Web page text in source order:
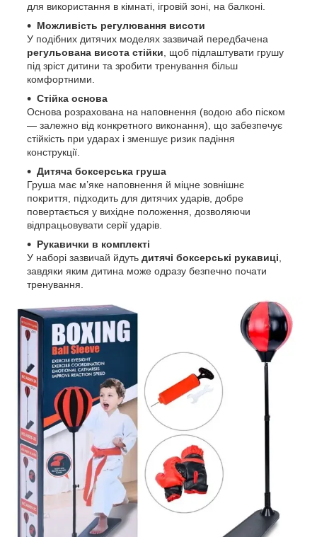
для використання в кімнаті, ігровій зоні, на балконі.
Можливість регулювання висоти
У подібних дитячих моделях зазвичай передбачена
регульована висота стійки , щоб підлаштувати грушу
під зріст дитини та зробити тренування більш
комфортними.
Стійка основа
Основа розрахована на наповнення (водою або піском
— залежно від конкретного виконання), що забезпечує
стійкість при ударах і зменшує ризик падіння
конструкції.
Дитяча боксерська груша
Груша має м’яке наповнення й міцне зовнішнє
покриття, підходить для дитячих ударів, добре
повертається у вихідне положення, дозволяючи
відпрацьовувати серії ударів.
Рукавички в комплекті
У наборі зазвичай йдуть дитячі боксерські рукавиці
завдяки яким дитина може одразу безпечно почати
тренування.